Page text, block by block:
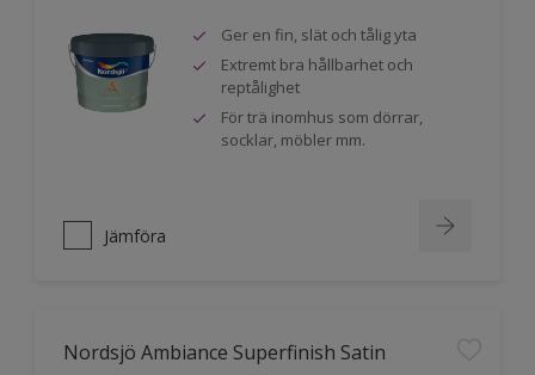
Ger en fin, slät och tålig yta
Extremt bra hållbarhet och
reptålighet
För trä inomhus som dörrar,
socklar, möbler mm.
Jämföra
Nordsjö Ambiance Superfinish Satin